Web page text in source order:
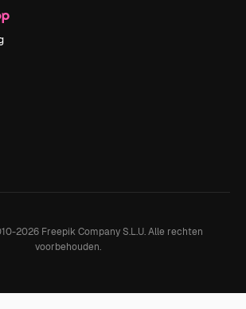
2026Freepik Company S.L.U. Alle rechten
voorbehouden.